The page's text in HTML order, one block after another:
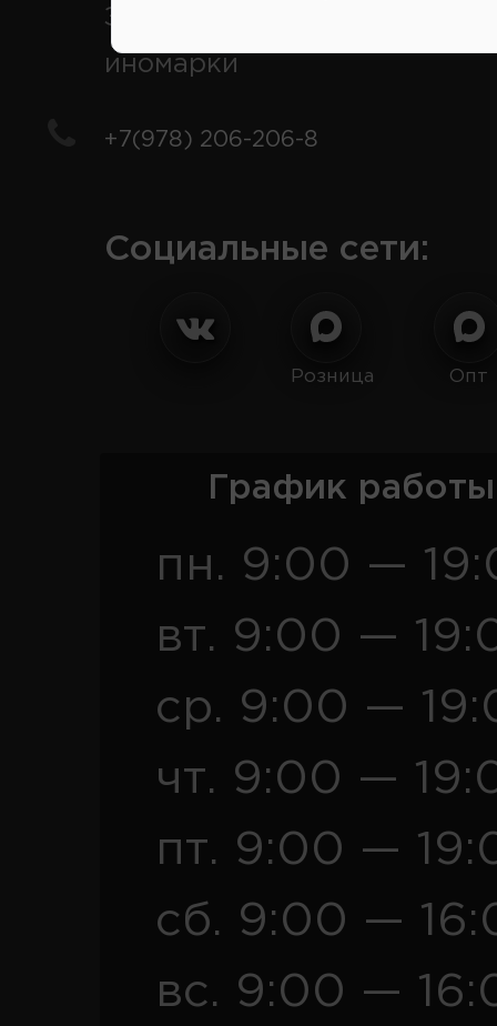
Заказ шин, дисков,
иномарки
+7(978) 206-206-8
Социальные сети:
Розница Опт
График
пн. 9:00 —
вт. 9:00 —
ср. 9:00 —
чт. 9:00 —
пт. 9:00 —
сб. 9:00 —
вс. 9:00 —